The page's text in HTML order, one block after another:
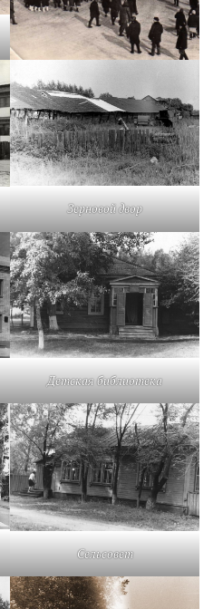
Зерновой двор
Детская библиотека
Сельсовет